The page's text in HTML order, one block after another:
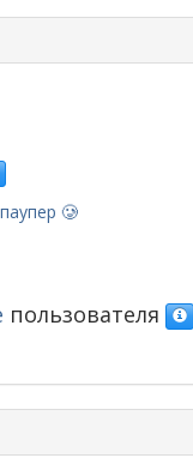
🥲​
пользователя